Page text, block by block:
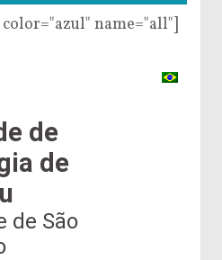
name="all"]
de
de
de São